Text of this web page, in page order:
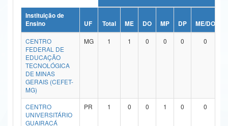
Ministério da Ciência, Tecnologia, Inovações e Comunicações
Ministério do Meio Ambiente
Ministério do Turismo
Ministério do Desenvolvimento Regional
Controladoria-Geral da União
Ministério da Mulher, da Família e dos Direitos Humanos
Instituição de
Ensino
UF Total ME DO MP DP ME/DO
CENTRO
FEDERAL DE
EDUCAÇÃO
TECNOLÓGICA
DE MINAS
GERAIS (CEFET-
MG)
MG 1 1 0 0 0 0
CENTRO
UNIVERSITÁRIO
GUAIRACÁ
PR 1 0 0 1 0 0